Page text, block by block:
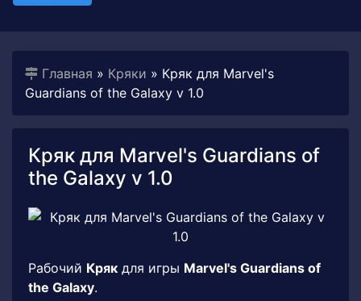
Главная » Кряки » Кряк для Marvel's
Guardians of the Galaxy v 1.0
Кряк для Marvel's Guardians of
the Galaxy v 1.0
Рабочий Кряк для игры Marvel's Guardians of
the Galaxy.